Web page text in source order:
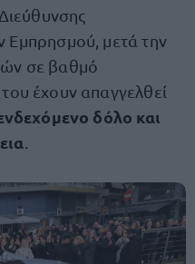
Εμπρησμού, μετά την
σε βαθμό
του έχουν απαγγελθεί
δόλο και